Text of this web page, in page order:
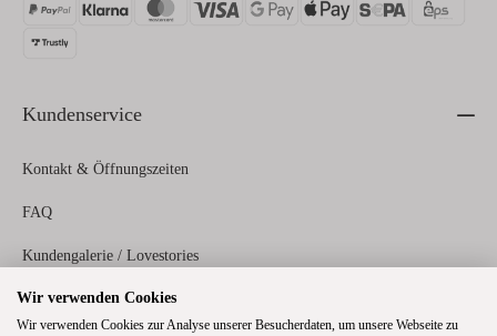
Kundenservice
Kontakt & Öffnungszeiten
FAQ
Kundengalerie / Lovestories
Zahlungs- und Versandinformationen
Wir verwenden Cookies
Wir verwenden Cookies zur Analyse unserer Besucherdaten, um unsere Webseite zu